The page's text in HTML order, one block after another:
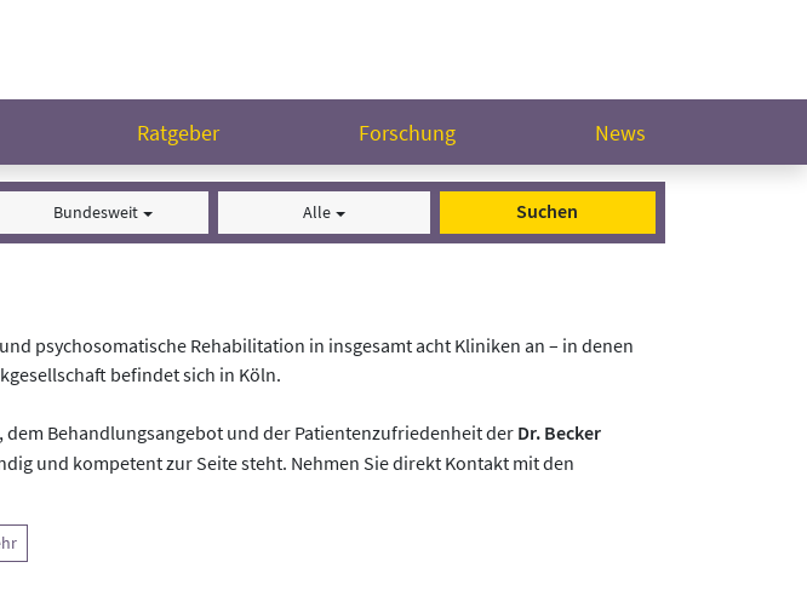
Ratgeber Forschung News
Bundesweit Alle Suchen
psychosomatische Rehabilitation in insgesamt acht Kliniken an – in denen
befindet sich in Köln.
Behandlungsangebot und der Patientenzufriedenheit der Dr. Becker
und kompetent zur Seite steht. Nehmen Sie direkt Kontakt mit den